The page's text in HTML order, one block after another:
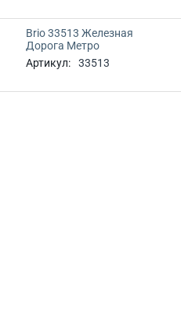
Brio 33513 Железная
Дорога Метро
Артикул:
33513